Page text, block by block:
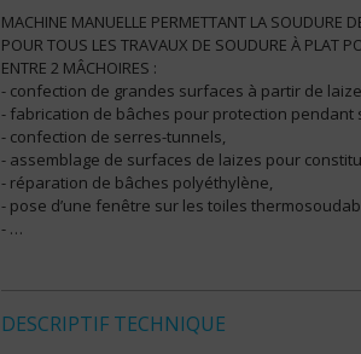
MACHINE MANUELLE PERMETTANT LA SOUDURE
POUR TOUS LES TRAVAUX DE SOUDURE À PLAT
ENTRE 2 MÂCHOIRES :
- confection de grandes surfaces à partir de
- fabrication de bâches pour protection
- confection de serres-tunnels,
- assemblage de surfaces de laizes pour
- réparation de bâches polyéthylène,
- pose d’une fenêtre sur les toiles
- …
DESCRIPTIF TECHNIQUE